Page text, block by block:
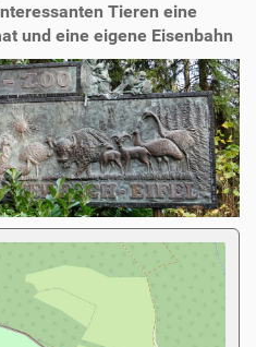
Tieren eine
und eine eigene Eisenbahn